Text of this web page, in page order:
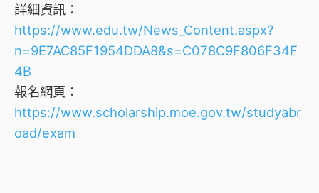
詳細資訊：
https://www.edu.tw/News_Content.aspx?
n=9E7AC85F1954DDA8&s=C078C9F806F34F
4B
報名網頁：
https://www.scholarship.moe.gov.tw/studyabr
oad/exam